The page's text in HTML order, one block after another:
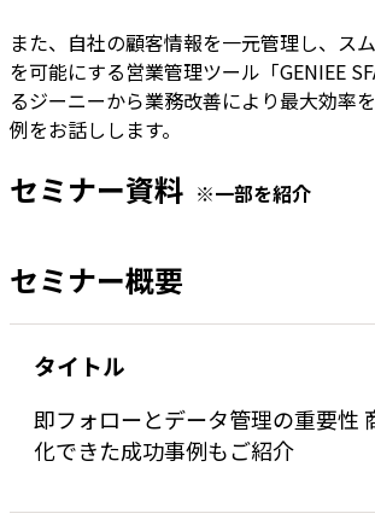
また、自社の顧客情報を一元管理し、ス
を可能にする営業管理ツール「GENIEE
るジーニーから業務改善により最大効率
例をお話しします。
セミナー資料 ※一部を紹介
セミナー概要
タイトル
即フォローとデータ管理の重要性
化できた成功事例もご紹介